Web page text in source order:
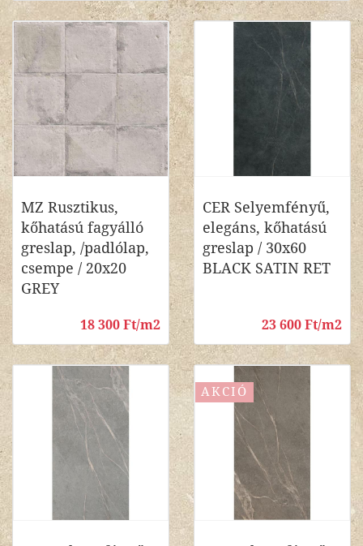
MZ Rusztikus,
kőhatású fagyálló
greslap, /padlólap,
csempe / 20x20
GREY
18 300 Ft/m2
CER Selyemfényű,
elegáns, kőhatású
greslap / 30x60
BLACK SATIN RET
23 600 Ft/m2
AKCIÓ